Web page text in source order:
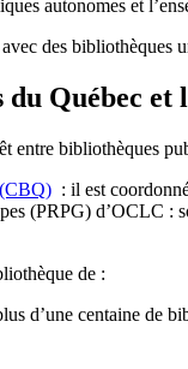
autonomes et l’
des bibliothèques
Québec
entre bibliothèques
: il est
(PRPG) d’OCLC
de :
d’une centaine de